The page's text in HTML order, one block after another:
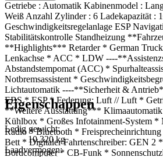
Getriebe : Automatik Kabinenmodel :
Weiß Anzahl Zylinder : 6 Ladekapazität :
Geschwindigkeitsregelanlage ESP
Stabilitätskontrolle Standheizung
**Highlights*** Retarder * German
Lenkachse * ACC * LDW ----
Abstandstempomat (ACC) *
Notbremsassistent *
Lichtautomatik ----**Sicherheit &
EBS * ESP * Federung: Luft // Luft *
**Weitere Ausstattung***
Kühlbox * Großes Infotainment-System *
Radio * Bluetooth *
Bett * Digitaler Fahrtenschreiber: GEN 2
Bordcomputer * CB-Funk *
Eigenschappen
Ledig gewicht:
10.320 kg
Laadvermogen: